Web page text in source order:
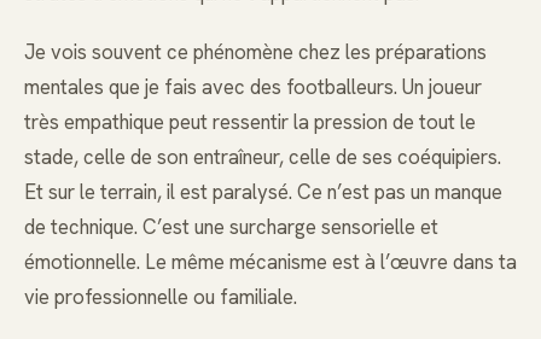
Je vois souvent ce phénomène chez les préparations
mentales que je fais avec des footballeurs. Un joueur
très empathique peut ressentir la pression de tout le
stade, celle de son entraîneur, celle de ses coéquipiers.
Et sur le terrain, il est paralysé. Ce n’est pas un manque
de technique. C’est une surcharge sensorielle et
émotionnelle. Le même mécanisme est à l’œuvre dans ta
vie professionnelle ou familiale.